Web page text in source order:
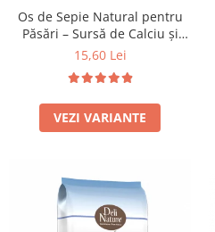
Os de Sepie Natural pentru
Păsări – Sursă de Calciu și
Minerale - 100 grame
15,60 Lei
VEZI VARIANTE